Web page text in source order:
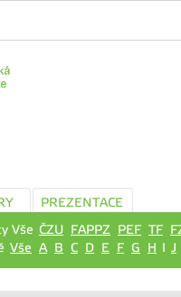
PREZENTACE
Vše ČZU FAPPZ PEF TF
Vše A B C D E F G H I J